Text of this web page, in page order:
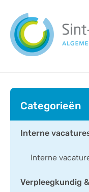
Vacatures
Jobstudent
Stage
Mijn
profiel
Categorieën
Interne
Interne
Verpleegkundig